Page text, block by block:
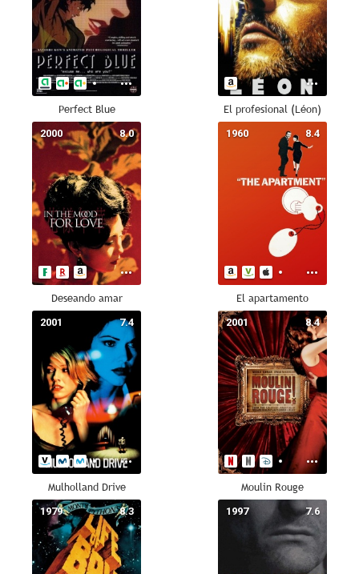
Perfect Blue El profesional (Léon)
8.0
2000
Deseando amar
8.4
1960
El apartamento
7.4
2001
Mulholland Drive
8.4
2001
Moulin Rouge
8.3
1979 7.6
1997